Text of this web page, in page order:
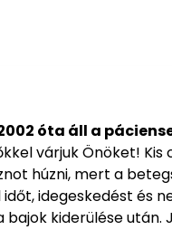
óta áll a
várjuk Önöket!
húzni, mert a
idegeskedést
kiderülése